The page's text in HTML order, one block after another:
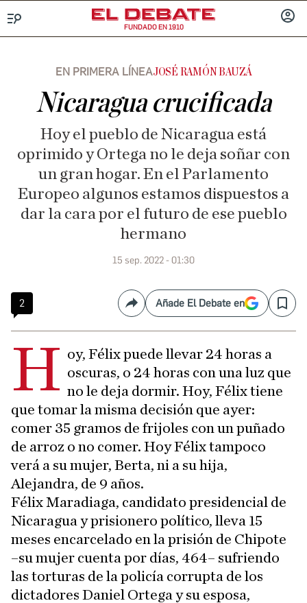
FUNDADO EN 1910
EN PRIMERA LÍNEAJOSÉ RAMÓN BAUZÁ
Nicaragua crucificada
Hoy el pueblo de Nicaragua está
oprimido y Ortega no le deja soñar con
un gran hogar. En el Parlamento
Europeo algunos estamos dispuestos a
dar la cara por el futuro de ese pueblo
hermano
15 sep. 2022 - 01:30
2 CompartirAñade El Debate en Save
H oy, Félix puede llevar 24 horas a
oscuras, o 24 horas con una luz que
no le deja dormir. Hoy, Félix tiene
que tomar la misma decisión que ayer:
comer 35 gramos de frijoles con un puñado
de arroz o no comer. Hoy Félix tampoco
verá a su mujer, Berta, ni a su hija,
Alejandra, de 9 años.
Félix Maradiaga, candidato presidencial de
Nicaragua y prisionero político, lleva 15
meses encarcelado en la prisión de Chipote
–su mujer cuenta por días, 464– sufriendo
las torturas de la policía corrupta de los
dictadores Daniel Ortega y su esposa,